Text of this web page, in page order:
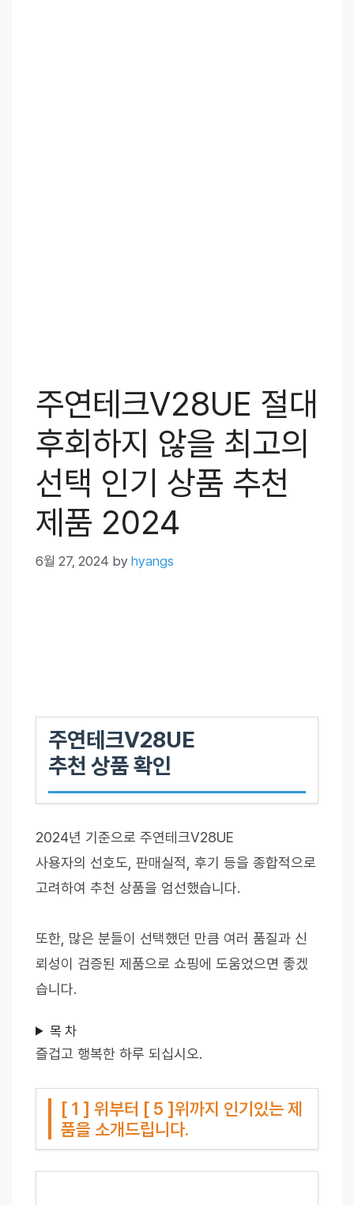
주연테크V28UE 절대
후회하지 않을 최고의
선택 인기 상품 추천
제품 2024
6월 27, 2024 by hyangs
주연테크V28UE
추천 상품 확인
2024년 기준으로 주연테크V28UE
사용자의 선호도, 판매실적, 후기 등을 종합적으로
고려하여 추천 상품을 엄선했습니다.
또한, 많은 분들이 선택했던 만큼 여러 품질과 신
뢰성이 검증된 제품으로 쇼핑에 도움었으면 좋겠
습니다.
목 차
즐겁고 행복한 하루 되십시오.
[ 1 ] 위부터 [ 5 ]위까지 인기있는 제
품을 소개드립니다.